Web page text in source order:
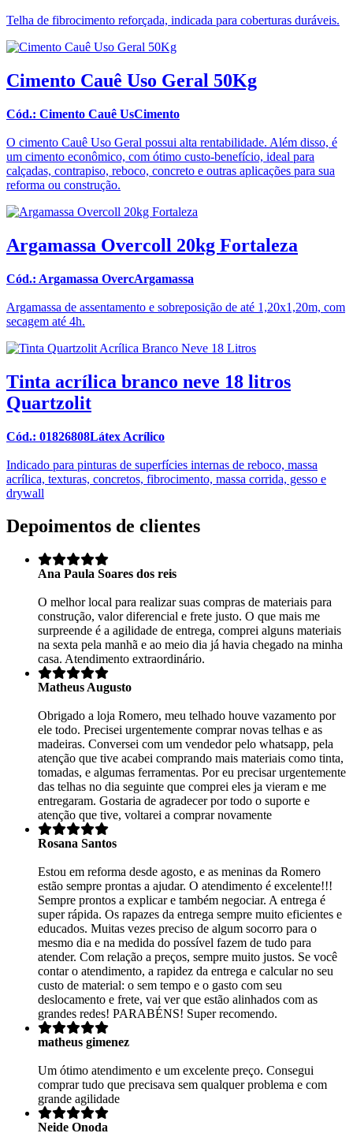
Telha de fibrocimento reforçada, indicada para coberturas duráveis.
Cimento Cauê Uso Geral 50Kg
Cód.: Cimento Cauê UsCimento
O cimento Cauê Uso Geral possui alta rentabilidade. Além disso, é
um cimento econômico, com ótimo custo-benefício, ideal para
calçadas, contrapiso, reboco, concreto e outras aplicações para sua
reforma ou construção.
Argamassa Overcoll 20kg Fortaleza
Cód.: Argamassa OvercArgamassa
Argamassa de assentamento e sobreposição de até 1,20x1,20m, com
secagem até 4h.
Tinta acrílica branco neve 18 litros
Quartzolit
Cód.: 01826808Látex Acrílico
Indicado para pinturas de superfícies internas de reboco, massa
acrílica, texturas, concretos, fibrocimento, massa corrida, gesso e
drywall
Depoimentos de clientes
Ana Paula Soares dos reis
O melhor local para realizar suas compras de materiais para
construção, valor diferencial e frete justo. O que mais me
surpreende é a agilidade de entrega, comprei alguns materiais
na sexta pela manhã e ao meio dia já havia chegado na minha
casa. Atendimento extraordinário.
Matheus Augusto
Obrigado a loja Romero, meu telhado houve vazamento por
ele todo. Precisei urgentemente comprar novas telhas e as
madeiras. Conversei com um vendedor pelo whatsapp, pela
atenção que tive acabei comprando mais materiais como tinta,
tomadas, e algumas ferramentas. Por eu precisar urgentemente
das telhas no dia seguinte que comprei eles ja vieram e me
entregaram. Gostaria de agradecer por todo o suporte e
atenção que tive, voltarei a comprar novamente
Rosana Santos
Estou em reforma desde agosto, e as meninas da Romero
estão sempre prontas a ajudar. O atendimento é excelente!!!
Sempre prontos a explicar e também negociar. A entrega é
super rápida. Os rapazes da entrega sempre muito eficientes e
educados. Muitas vezes preciso de algum socorro para o
mesmo dia e na medida do possível fazem de tudo para
atender. Com relação a preços, sempre muito justos. Se você
contar o atendimento, a rapidez da entrega e calcular no seu
custo de material: o sem tempo e o gasto com seu
deslocamento e frete, vai ver que estão alinhados com as
grandes redes! PARABÉNS! Super recomendo.
matheus gimenez
Um ótimo atendimento e um excelente preço. Consegui
comprar tudo que precisava sem qualquer problema e com
grande agilidade
Neide Onoda